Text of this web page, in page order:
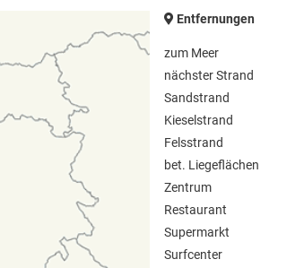
Entfernungen
zum Meer
nächster Strand
Sandstrand
Kieselstrand
Felsstrand
bet. Liegeflächen
Zentrum
Restaurant
Supermarkt
Surfcenter